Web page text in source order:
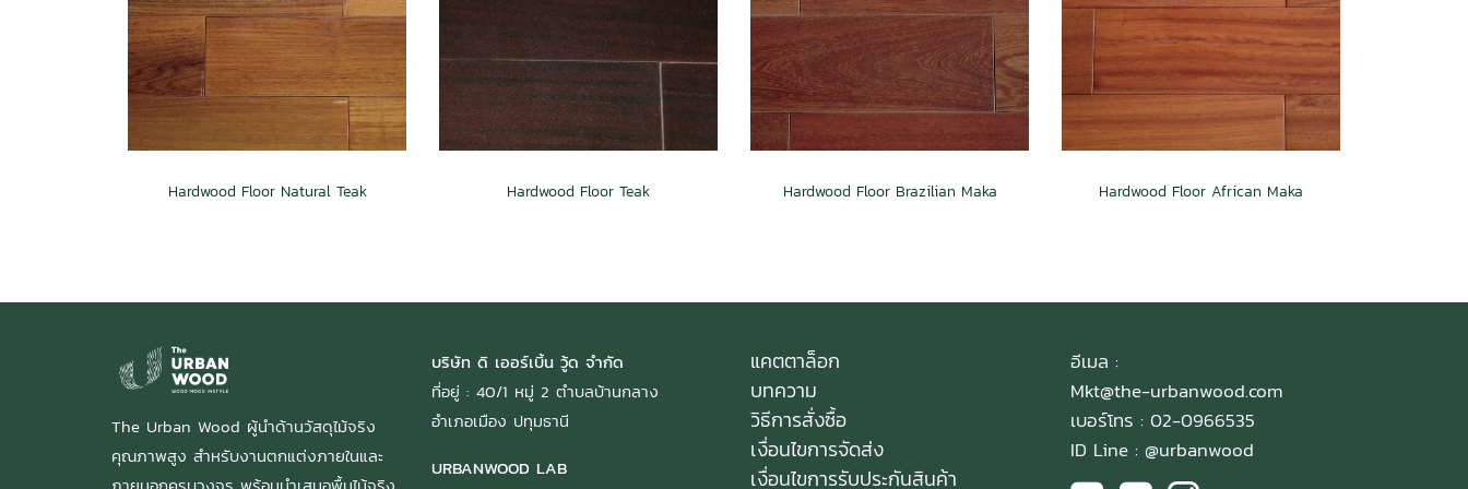
Hardwood Floor Natural Teak Hardwood Floor Teak Hardwood Floor Brazilian Maka Hardwood Floor African Maka
The Urban Wood ผู้นำด้านวัสดุไม้จริง
คุณภาพสูง สำหรับงานตกแต่งภายในและ
บริษัท ดิ เออร์เบิ้น วู้ด จำกัด
ที่อยู่ : 40/1 หมู่ 2 ตำบลบ้านกลาง
อำเภอเมือง ปทุมธานี
URBANWOOD LAB
แคตตาล็อก
บทความ
วิธีการสั่งซื้อ
เงื่อนไขการจัดส่ง
เงื่อนไขการรับประกันสินค้า
อีเมล :
Mkt@the-urbanwood.com
เบอร์โทร : 02-0966535
ID Line : @urbanwood